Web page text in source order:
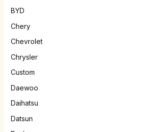
BYD
Chery
Chevrolet
Chrysler
Custom
Daewoo
Daihatsu
Datsun